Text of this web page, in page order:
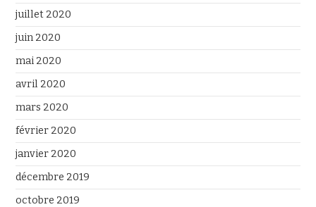
juillet 2020
juin 2020
mai 2020
avril 2020
mars 2020
février 2020
janvier 2020
décembre 2019
octobre 2019